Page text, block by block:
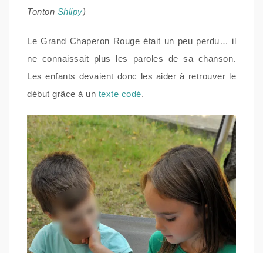
Tonton Shlipy)
Le Grand Chaperon Rouge était un peu perdu… il
ne connaissait plus les paroles de sa chanson.
Les enfants devaient donc les aider à retrouver le
début grâce à un texte codé.